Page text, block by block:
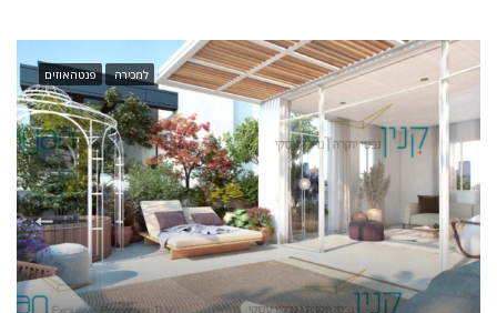
למכירה פנטהאוזים